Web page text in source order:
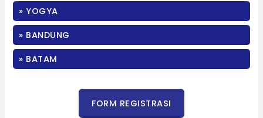
f
o
r
» YOGYA
» BANDUNG
» BATAM